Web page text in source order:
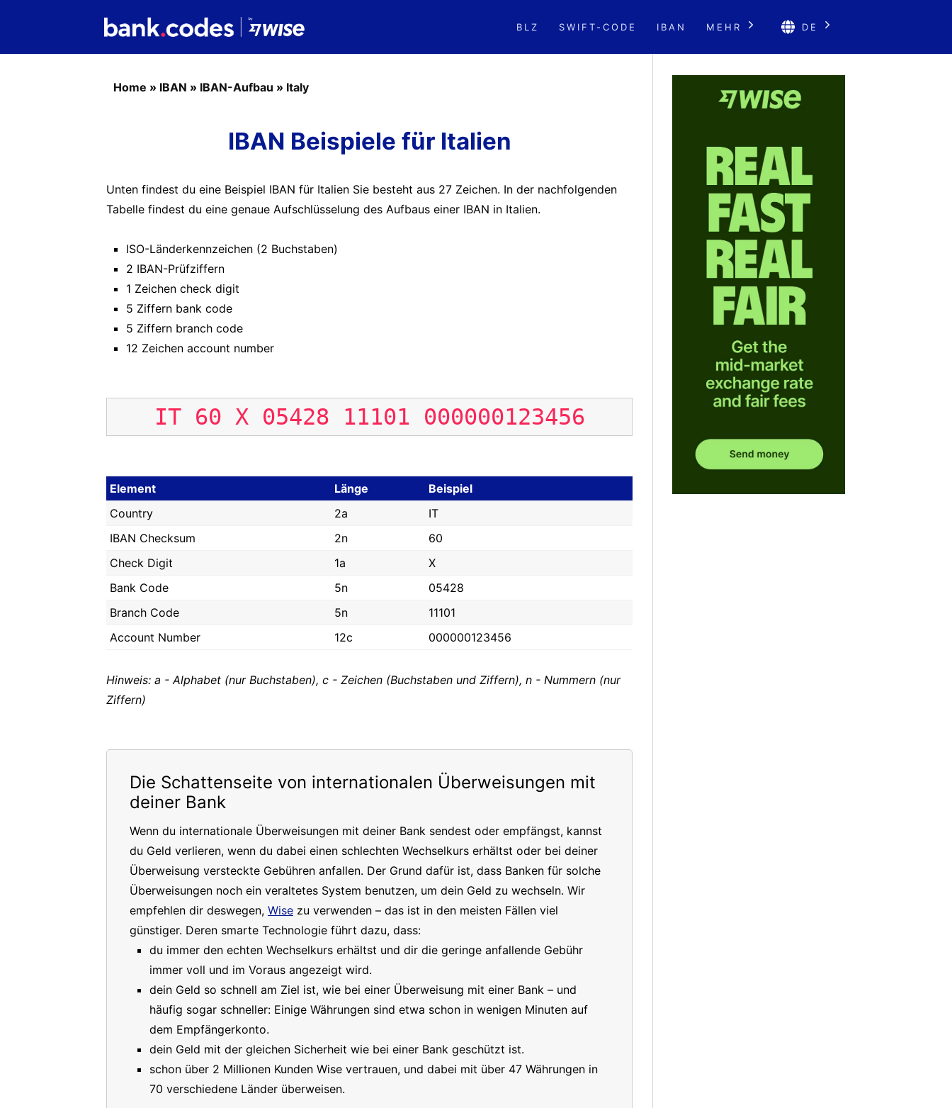
BLZ SWIFT-CODE IBAN MEHR DE
Home » IBAN » IBAN-Aufbau » Italy
IBAN Beispiele für Italien
Unten findest du eine Beispiel IBAN für Italien Sie besteht aus 27 Zeichen. In der nachfolgenden
Tabelle findest du eine genaue Aufschlüsselung des Aufbaus einer IBAN in Italien.
ISO-Länderkennzeichen (2 Buchstaben)
2 IBAN-Prüfziffern
1 Zeichen check digit
5 Ziffern bank code
5 Ziffern branch code
12 Zeichen account number
IT 60 X 05428 11101 000000123456
Element Länge
Beispiel
Country
2a
IT
IBAN Checksum
2n
60
Check Digit
1a
X
Bank Code
5n
05428
Branch Code
5n
11101
Account Number
12c 000000123456
Hinweis: a - Alphabet (nur Buchstaben), c - Zeichen (Buchstaben und Ziffern), n - Nummern (nur
Ziffern)
Die Schattenseite von internationalen Überweisungen mit
deiner Bank
Wenn du internationale Überweisungen mit deiner Bank sendest oder empfängst, kannst
du Geld verlieren, wenn du dabei einen schlechten Wechselkurs erhältst oder bei deiner
Überweisung versteckte Gebühren anfallen. Der Grund dafür ist, dass Banken für solche
Überweisungen noch ein veraltetes System benutzen, um dein Geld zu wechseln. Wir
empfehlen dir deswegen, Wise zu verwenden – das ist in den meisten Fällen viel
günstiger. Deren smarte Technologie führt dazu, dass:
du immer den echten Wechselkurs erhältst und dir die geringe anfallende Gebühr
immer voll und im Voraus angezeigt wird.
dein Geld so schnell am Ziel ist, wie bei einer Überweisung mit einer Bank – und
häufig sogar schneller: Einige Währungen sind etwa schon in wenigen Minuten auf
dem Empfängerkonto.
dein Geld mit der gleichen Sicherheit wie bei einer Bank geschützt ist.
schon über 2 Millionen Kunden Wise vertrauen, und dabei mit über 47 Währungen in
70 verschiedene Länder überweisen.